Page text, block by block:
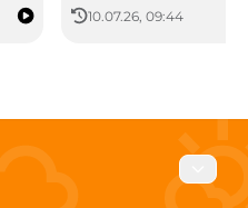
10.07.26, 09:44